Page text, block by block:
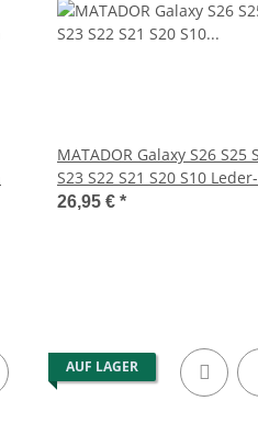
MATADOR Galaxy S26 S25
S23 S22 S21 S20 S10
Braun
26,95 € *
AUF LAGER